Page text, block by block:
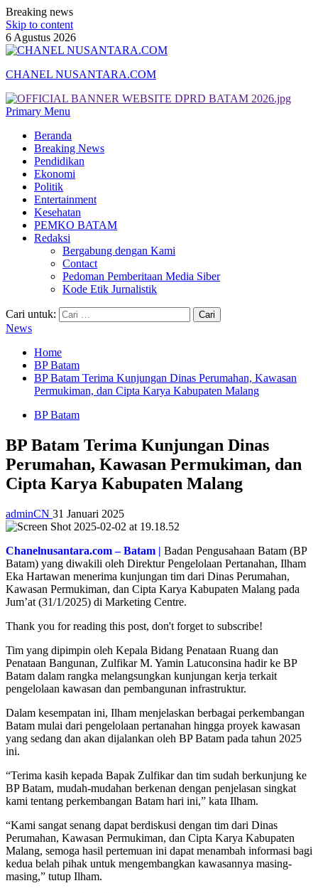
Breaking news
Skip to content
6 Agustus 2026
CHANEL NUSANTARA.COM
Primary Menu
Beranda
Breaking News
Pendidikan
Ekonomi
Politik
Entertainment
Kesehatan
PEMKO BATAM
Redaksi
Bergabung dengan Kami
Contact
Pedoman Pemberitaan Media Siber
Kode Etik Jurnalistik
Cari untuk:
News
Home
BP Batam
BP Batam Terima Kunjungan Dinas Perumahan, Kawasan
Permukiman, dan Cipta Karya Kabupaten Malang
BP Batam
BP Batam Terima Kunjungan Dinas
Perumahan, Kawasan Permukiman, dan
Cipta Karya Kabupaten Malang
adminCN 31 Januari 2025
Chanelnusantara.com – Batam | Badan Pengusahaan Batam (BP
Batam) yang diwakili oleh Direktur Pengelolaan Pertanahan, Ilham
Eka Hartawan menerima kunjungan tim dari Dinas Perumahan,
Kawasan Permukiman, dan Cipta Karya Kabupaten Malang pada
Jum’at (31/1/2025) di Marketing Centre.
Thank you for reading this post, don't forget to subscribe!
Tim yang dipimpin oleh Kepala Bidang Penataan Ruang dan
Penataan Bangunan, Zulfikar M. Yamin Latuconsina hadir ke BP
Batam dalam rangka melangsungkan kunjungan kerja terkait
pengelolaan kawasan dan pembangunan infrastruktur.
Dalam kesempatan ini, Ilham menjelaskan berbagai perkembangan
Batam mulai dari pengelolaan pertanahan hingga proyek kawasan
yang sedang dan akan dijalankan oleh BP Batam pada tahun 2025
ini.
“Terima kasih kepada Bapak Zulfikar dan tim sudah berkunjung ke
BP Batam, mudah-mudahan berkenan dengan penjelasan singkat
kami tentang perkembangan Batam hari ini,” kata Ilham.
“Kami sangat senang dapat berdiskusi dengan tim dari Dinas
Perumahan, Kawasan Permukiman, dan Cipta Karya Kabupaten
Malang, semoga hasil pertemuan ini dapat menambah informasi bagi
kedua belah pihak untuk mengembangkan kawasannya masing-
masing,” tutup Ilham.